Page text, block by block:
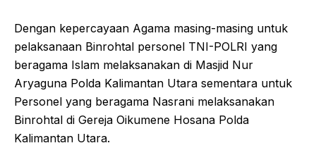
Dengan kepercayaan Agama masing-masing untuk
pelaksanaan Binrohtal personel TNI-POLRI yang
beragama Islam melaksanakan di Masjid Nur
Aryaguna Polda Kalimantan Utara sementara untuk
Personel yang beragama Nasrani melaksanakan
Binrohtal di Gereja Oikumene Hosana Polda
Kalimantan Utara.